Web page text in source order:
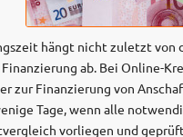
hängt nicht zuletzt von
ab. Bei Online-
zur Finanzierung von
Tage, wenn alle
vorliegen und